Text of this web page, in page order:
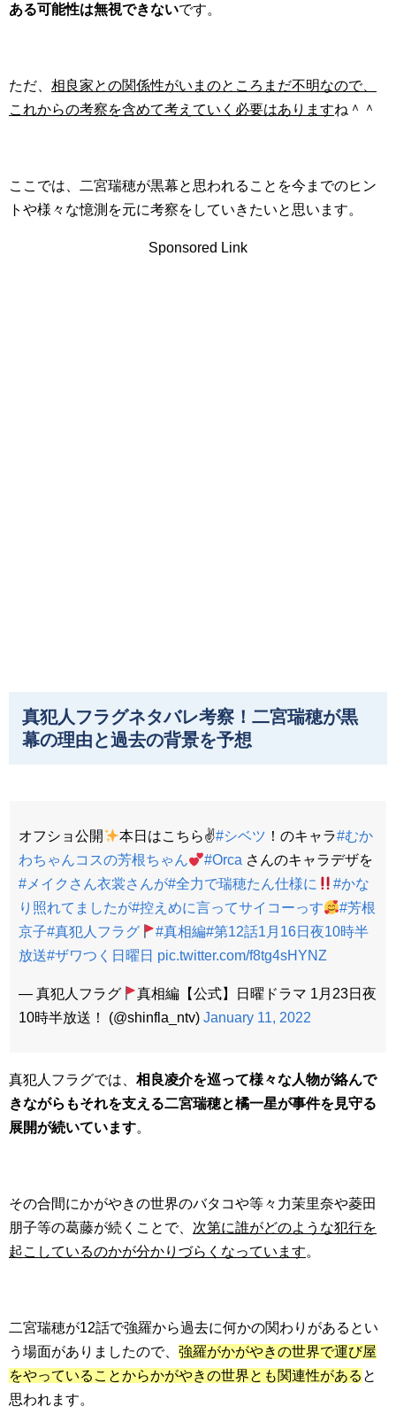
ある可能性は無視できないです。
ただ、 相良家との関係性がいまのところまだ不明なので、
これからの考察を含めて考えていく必要はありますね＾＾
ここでは、二宮瑞穂が黒幕と思われることを今までのヒン
トや様々な憶測を元に考察をしていきたいと思います。
Sponsored Link
真犯人フラグネタバレ考察！二宮瑞穂が黒
幕の理由と過去の背景を予想
オフショ公開 本日はこちら✌#シベツ ！のキャラ#むか
わちゃんコスの芳根ちゃん
#Orca さんのキャラデザを
#メイクさん衣裳さんが#全力で瑞穂たん仕様に
#かな
り照れてましたが#控えめに言ってサイコーっす
#芳根
京子#真犯人フラグ #真相編#第12話1月16日夜10時半
放送#ザワつく日曜日 pic.twitter.com/f8tg4sHYNZ
— 真犯人フラグ
真相編【公式】日曜ドラマ 1月23日夜
10時半放送！ (@shinfla_ntv) January 11, 2022
真犯人フラグでは、 相良凌介を巡って様々な人物が絡んで
きながらもそれを支える二宮瑞穂と橘一星が事件を見守る
展開が続いています。
その合間にかがやきの世界のバタコや等々力茉里奈や菱田
朋子等の葛藤が続くことで、 次第に誰がどのような犯行を
起こしているのかが分かりづらくなっています。
二宮瑞穂が12話で強羅から過去に何かの関わりがあるとい
う場面がありましたので、 強羅がかがやきの世界で運び屋
をやっていることからかがやきの世界とも関連性がある と
思われます。